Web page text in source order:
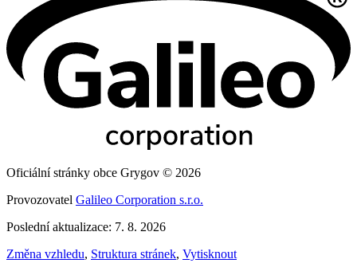
Oficiální stránky obce Grygov © 2026
Provozovatel Galileo Corporation s.r.o.
Poslední aktualizace: 7. 8. 2026
Změna vzhledu, Struktura stránek, Vytisknout